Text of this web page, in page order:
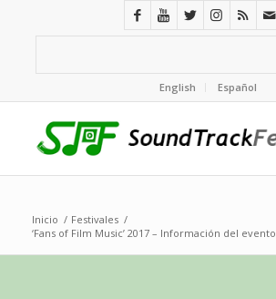
English Español
Inicio / Festivales /
‘Fans of Film Music’ 2017 – Información del evento